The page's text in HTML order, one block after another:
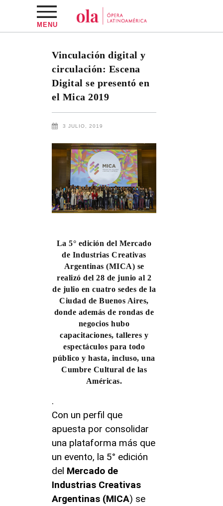
MENU
Vinculación digital y
circulación: Escena
Digital se presentó en
el Mica 2019
3 JULIO, 2019
La 5° edición del Mercado
de Industrias Creativas
Argentinas (MICA) se
realizó del 28 de junio al 2
de julio en cuatro sedes de la
Ciudad de Buenos Aires,
donde además de rondas de
negocios hubo
capacitaciones, talleres y
espectáculos para todo
público y hasta, incluso, una
Cumbre Cultural de las
Américas.
.
Con un perfil que
apuesta por consolidar
una plataforma más que
un evento, la 5° edición
del Mercado de
Industrias Creativas
Argentinas (MICA) se